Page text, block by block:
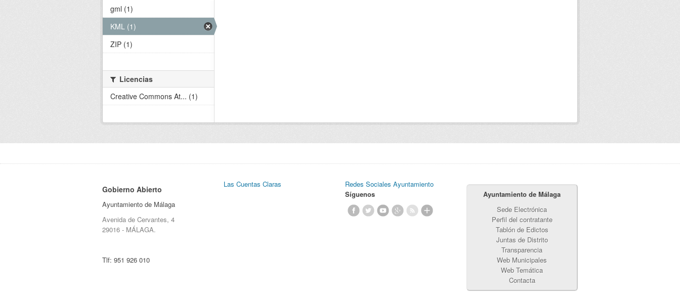
gml (1)
KML (1)
ZIP (1)
Licencias
Creative Commons At... (1)
Gobierno Abierto
Ayuntamiento de Málaga
Avenida de Cervantes, 4
29016 - MÁLAGA.
Tlf: 951 926 010
Las Cuentas Claras
Redes Sociales Ayuntamiento
Síguenos
Ayuntamiento de Málaga
Sede Electrónica
Perfil del contratante
Tablón de Edictos
Juntas de Distrito
Transparencia
Web Municipales
Web Temática
Contacta